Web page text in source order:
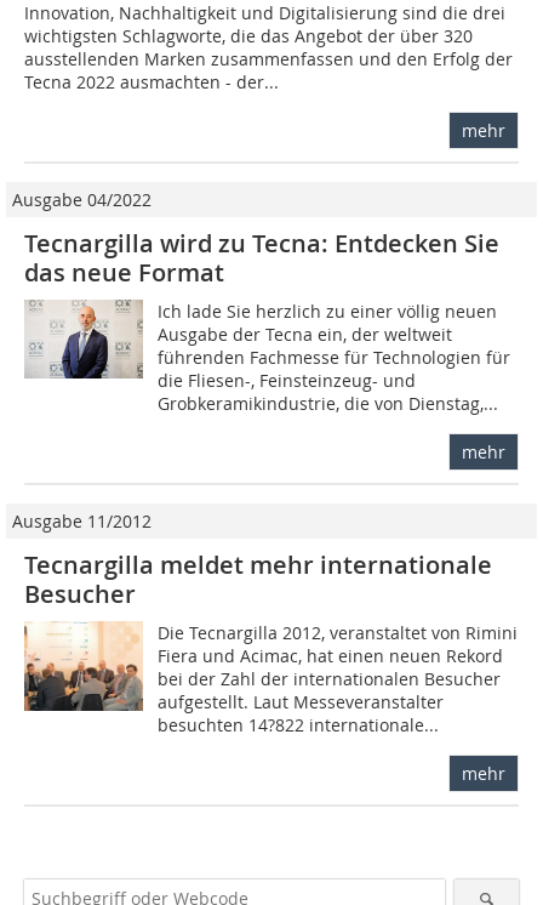
Innovation, Nachhaltigkeit und Digitalisierung sind die drei
wichtigsten Schlagworte, die das Angebot der über 320
ausstellenden Marken zusammenfassen und den Erfolg der
Tecna 2022 ausmachten - der...
mehr
Ausgabe 04/2022
Tecnargilla wird zu Tecna: Entdecken Sie
das neue Format
Ich lade Sie herzlich zu einer völlig neuen
Ausgabe der Tecna ein, der weltweit
führenden Fachmesse für Technologien für
die Fliesen-, Feinsteinzeug- und
Grobkeramikindustrie, die von Dienstag,...
mehr
Ausgabe 11/2012
Tecnargilla meldet mehr internationale
Besucher
Die Tecnargilla 2012, veranstaltet von Rimini
Fiera und Acimac, hat einen neuen Rekord
bei der Zahl der internationalen Besucher
aufgestellt. Laut Messeveranstalter
besuchten 14?822 internationale...
mehr